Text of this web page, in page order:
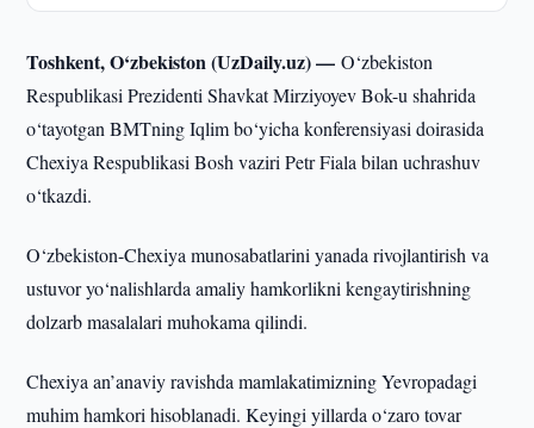
Toshkent, O‘zbekiston (UzDaily.uz) —O‘zbekiston
Respublikasi Prezidenti Shavkat Mirziyoyev Bok-u shahrida
o‘tayotgan BMTning Iqlim bo‘yicha konferensiyasi doirasida
Chexiya Respublikasi Bosh vaziri Petr Fiala bilan uchrashuv
o‘tkazdi.
O‘zbekiston-Chexiya munosabatlarini yanada rivojlantirish va
ustuvor yo‘nalishlarda amaliy hamkorlikni kengaytirishning
dolzarb masalalari muhokama qilindi.
Chexiya an’anaviy ravishda mamlakatimizning Yevropadagi
muhim hamkori hisoblanadi. Keyingi yillarda o‘zaro tovar